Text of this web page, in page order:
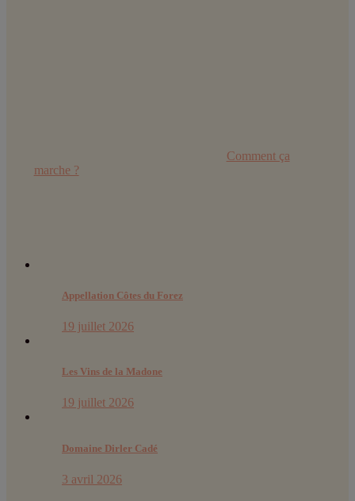
Comment ça
marche ?
Appellation Côtes du Forez
19 juillet 2026
Les Vins de la Madone
19 juillet 2026
Domaine Dirler Cadé
3 avril 2026